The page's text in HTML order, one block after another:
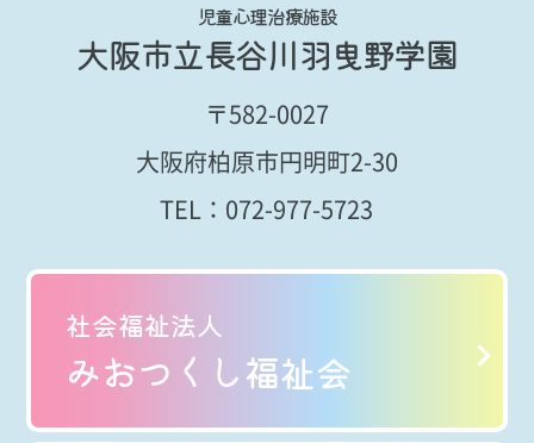
児童心理治療施設
大阪市立長谷川羽曳野学園
〒582-0027
大阪府柏原市円明町2-30
TEL： 072-977-5723
社会福祉法人
みおつくし福祉会